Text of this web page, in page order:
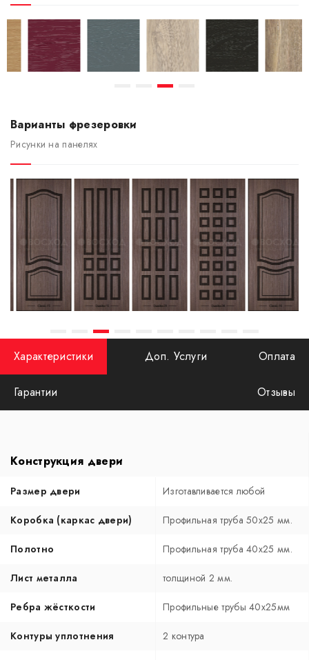
Варианты фрезеровки
Рисунки на панелях
Характеристики Доп. Услуги Оплата
Гарантии Отзывы
Конструкция двери
Размер двери Изготавливается любой
Коробка (каркас двери) Профильная труба 50х25 мм.
Полотно Профильная труба 40х25 мм.
Лист металла толщиной 2 мм.
Ребра жёсткости Профильные трубы 40х25мм
Контуры уплотнения 2 контура